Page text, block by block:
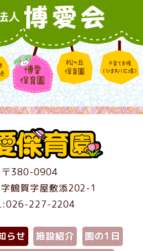
〒380-0904
鶴賀字屋敷添202-1
227-2204
らせ 施設紹介
園の1日